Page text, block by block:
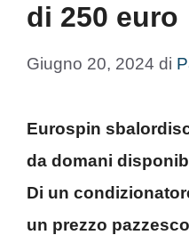
di 250 euro
Giugno 20, 2024 di
Eurospin
da domani
Di un
un prezzo